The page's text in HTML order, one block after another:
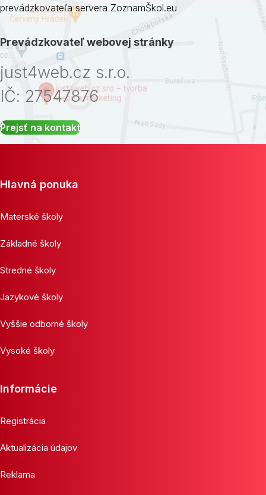
prevádzkovateľa servera ZoznamŠkol.eu
Prevádzkovateľ webovej stránky
just4web.cz s.r.o.
IČ: 27547876
Prejsť na kontakt
Hlavná ponuka
Materské školy
Základné školy
Stredné školy
Jazykové školy
Vyššie odborné školy
Vysoké školy
Informácie
Registrácia
Aktualizácia údajov
Reklama